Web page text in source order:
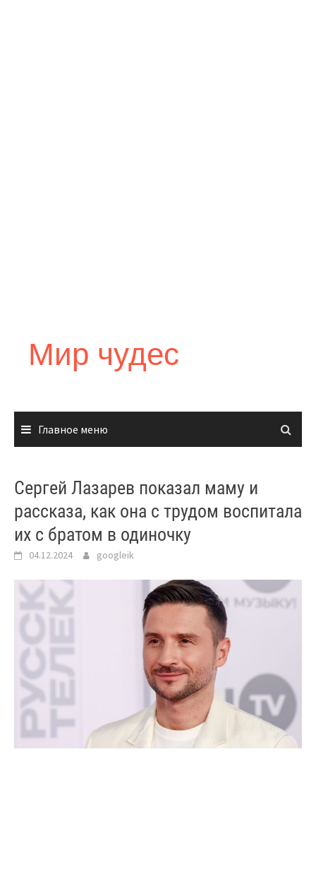
содержимому
Мир чудес
Главное меню
Сергей Лазарев показал маму и
рассказа, как она с трудом воспитала
их с братом в одиночку
04.12.2024 googleik